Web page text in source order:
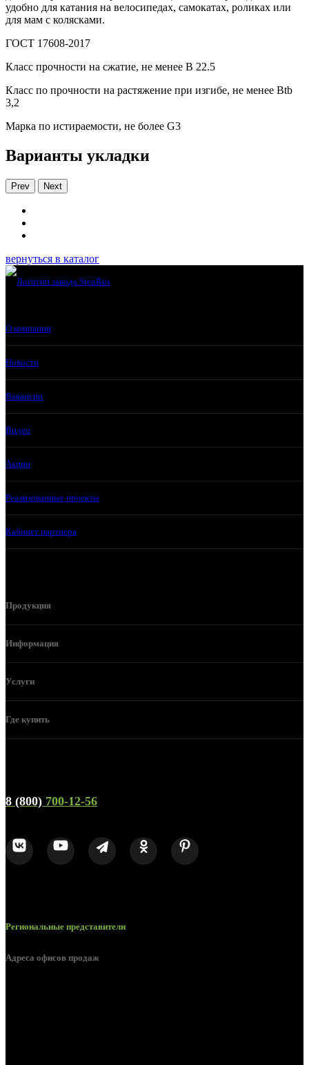
удобно для катания на велосипедах, самокатах, роликах или
для мам с колясками.
ГОСТ 17608-2017
Класс прочности на сжатие, не менее В 22.5
Класс по прочности на растяжение при изгибе, не менее Вtb
3,2
Марка по истираемости, не более G3
Варианты укладки
Prev Next
вернуться в каталог
О компании
Новости
Вакансии
Видео
Акции
Реализованные проекты
Кабинет партнера
Продукция
Информация
Услуги
Где купить
8 (800) 700-12-56
Региональные представители
Адреса офисов продаж